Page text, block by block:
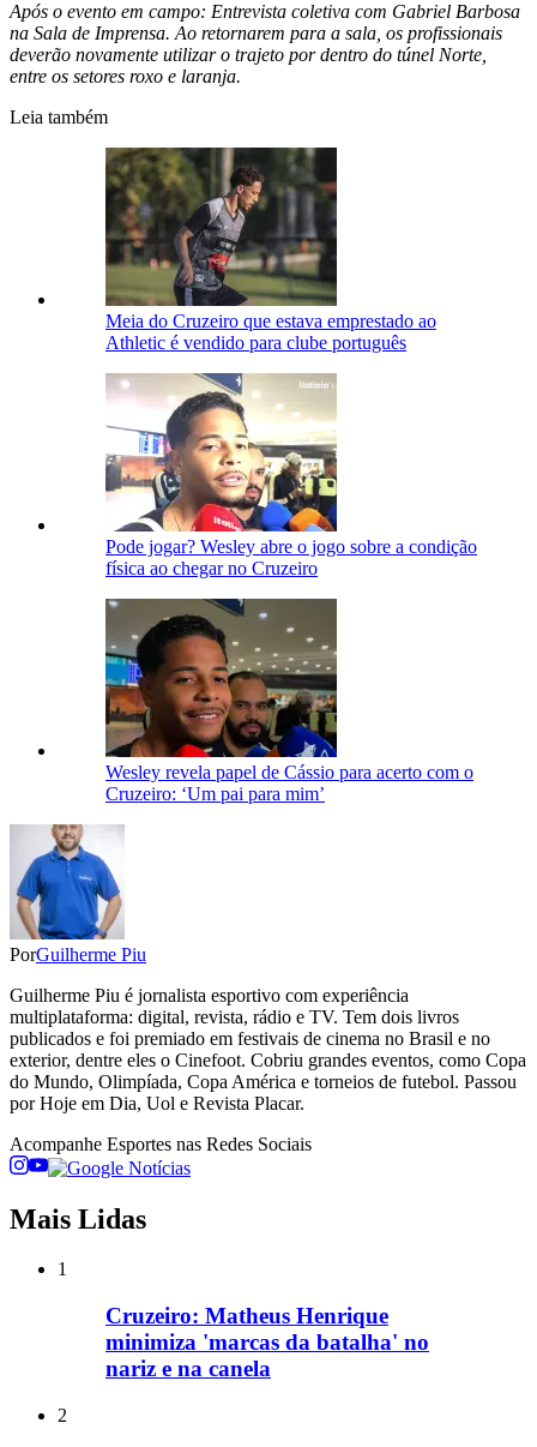
Após o evento em campo: Entrevista coletiva com Gabriel Barbosa
na Sala de Imprensa. Ao retornarem para a sala, os profissionais
deverão novamente utilizar o trajeto por dentro do túnel Norte,
entre os setores roxo e laranja.
Leia também
Meia do Cruzeiro que estava emprestado ao
Athletic é vendido para clube português
Pode jogar? Wesley abre o jogo sobre a condição
física ao chegar no Cruzeiro
Wesley revela papel de Cássio para acerto com o
Cruzeiro: ‘Um pai para mim’
PorGuilherme Piu
Guilherme Piu é jornalista esportivo com experiência
multiplataforma: digital, revista, rádio e TV. Tem dois livros
publicados e foi premiado em festivais de cinema no Brasil e no
exterior, dentre eles o Cinefoot. Cobriu grandes eventos, como Copa
do Mundo, Olimpíada, Copa América e torneios de futebol. Passou
por Hoje em Dia, Uol e Revista Placar.
Acompanhe Esportes nas Redes Sociais
Mais Lidas
1
Cruzeiro: Matheus Henrique
minimiza 'marcas da batalha' no
nariz e na canela
2